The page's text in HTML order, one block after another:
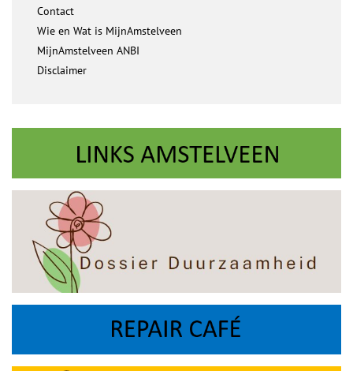
Contact
Wie en Wat is MijnAmstelveen
MijnAmstelveen ANBI
Disclaimer